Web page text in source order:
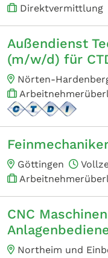
Direktvermittlung
Außendienst
(m/w/d) für
Nörten-
Göttingen
CNC
Northeim und